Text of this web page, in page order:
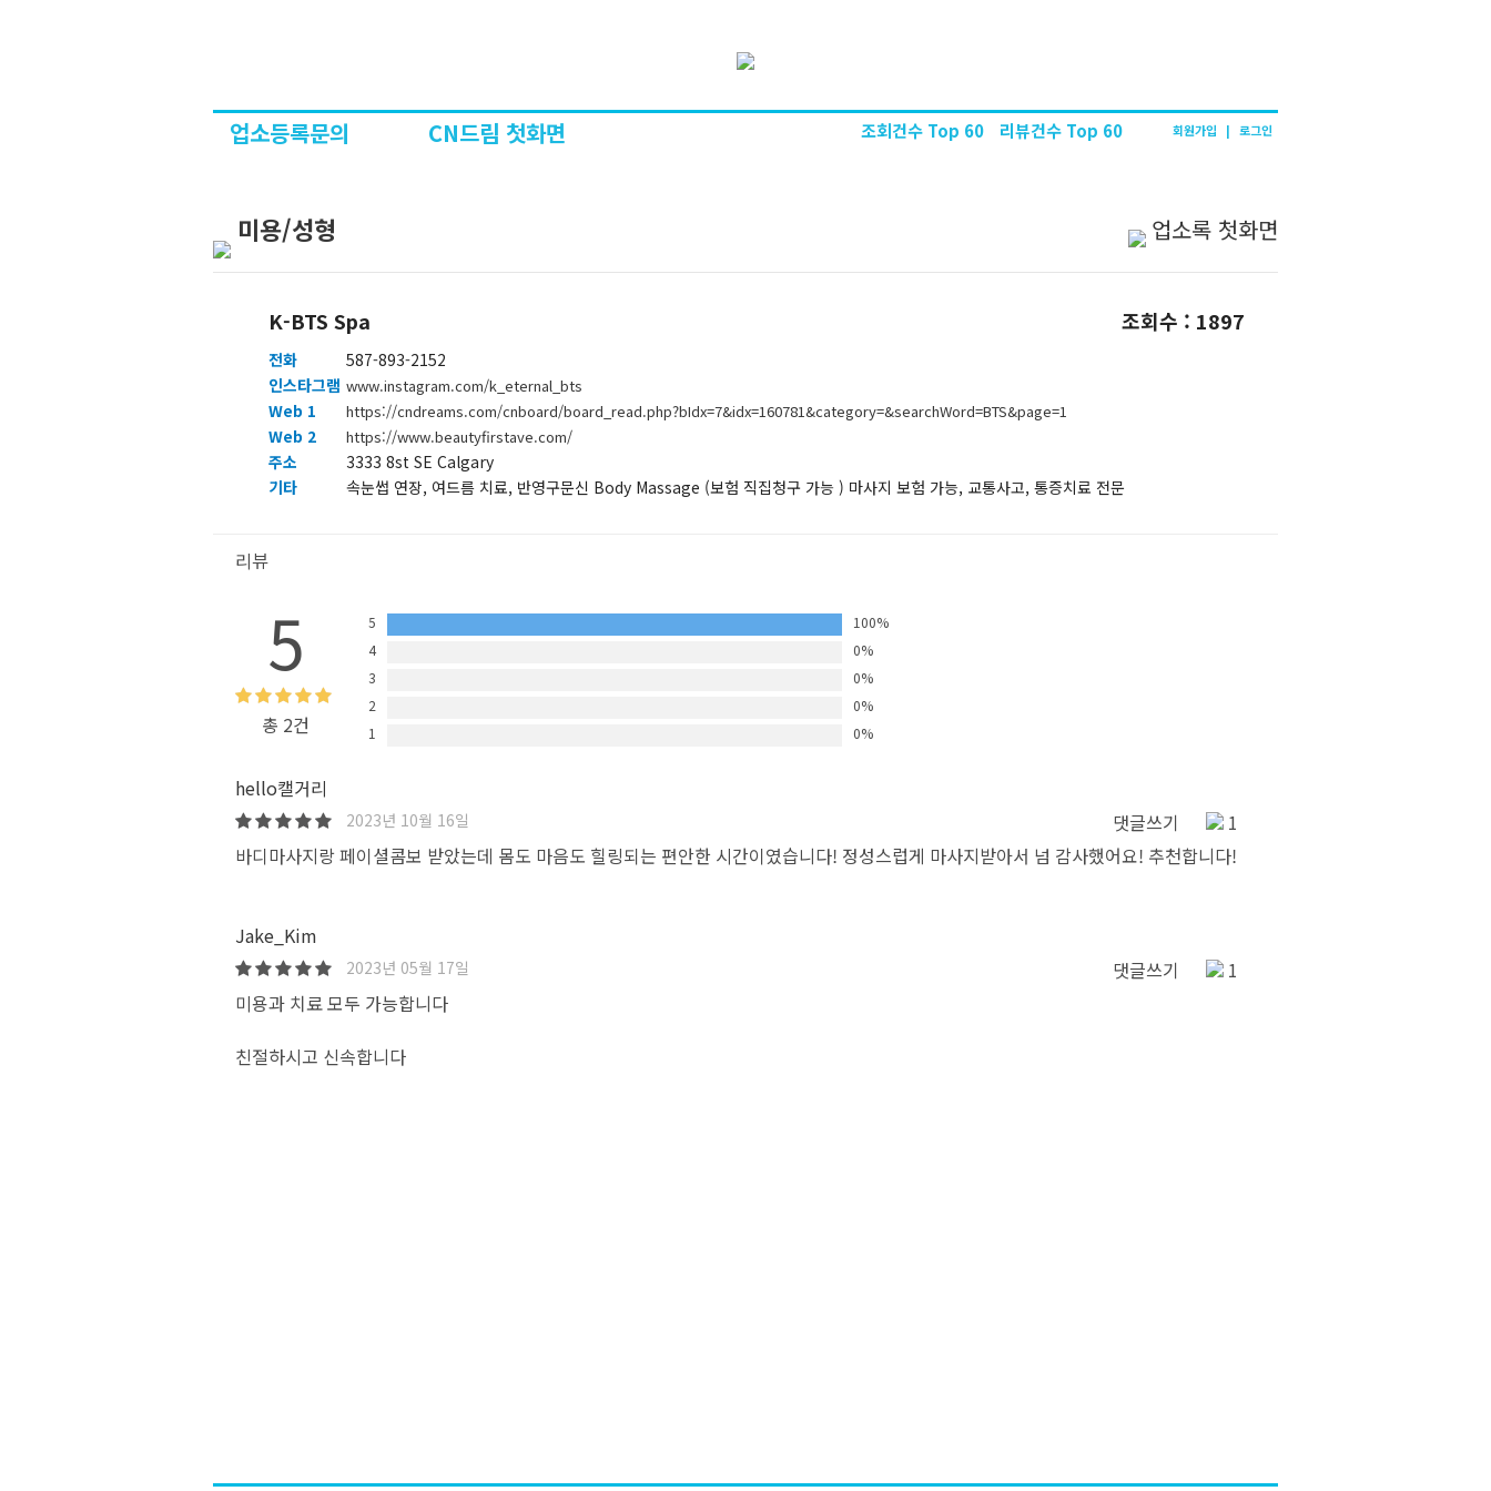
업소등록문의 CN드림 첫화면 조회건수 Top 60 리뷰건수 Top 60 회원가입 | 로그인
미용/성형 업소록 첫화면
K-BTS Spa 조회수 : 1897
전화
587-893-2152
인스타그램 www.instagram.com/k_eternal_bts
Web 1 https://cndreams.com/cnboard/board_read.php?bIdx=7&idx=160781&category=&searchWord=BTS&page=1
Web 2 https://www.beautyfirstave.com/
주소
3333 8st SE Calgary
기타
속눈썹 연장, 여드름 치료, 반영구문신 Body Massage (보험 직집청구 가능 ) 마사지 보험 가능, 교통사고, 통증치료 전문
리뷰
5
총 2건
5
100%
4
0%
3
0%
2
0%
1
0%
hello캘거리
2023년 10월 16일 댓글쓰기
1
바디마사지랑 페이셜콤보 받았는데 몸도 마음도 힐링되는 편안한 시간이였습니다! 정성스럽게 마사지받아서 넘 감사했어요! 추천합니다!
Jake_Kim
2023년 05월 17일 댓글쓰기
1
미용과 치료 모두 가능합니다
친절하시고 신속합니다